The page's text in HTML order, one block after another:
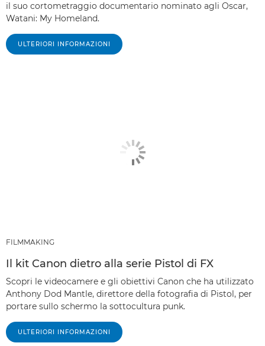
il suo cortometraggio documentario nominato agli Oscar,
Watani: My Homeland.
ULTERIORI INFORMAZIONI
FILMMAKING
Il kit Canon dietro alla serie Pistol di FX
Scopri le videocamere e gli obiettivi Canon che ha utilizzato
Anthony Dod Mantle, direttore della fotografia di Pistol, per
portare sullo schermo la sottocultura punk.
ULTERIORI INFORMAZIONI